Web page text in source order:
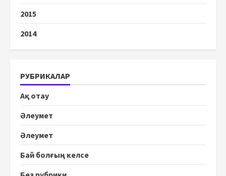
2015
2014
РУБРИКАЛАР
Ақ отау
Әлеумет
Әлеумет
Бай болғың келсе